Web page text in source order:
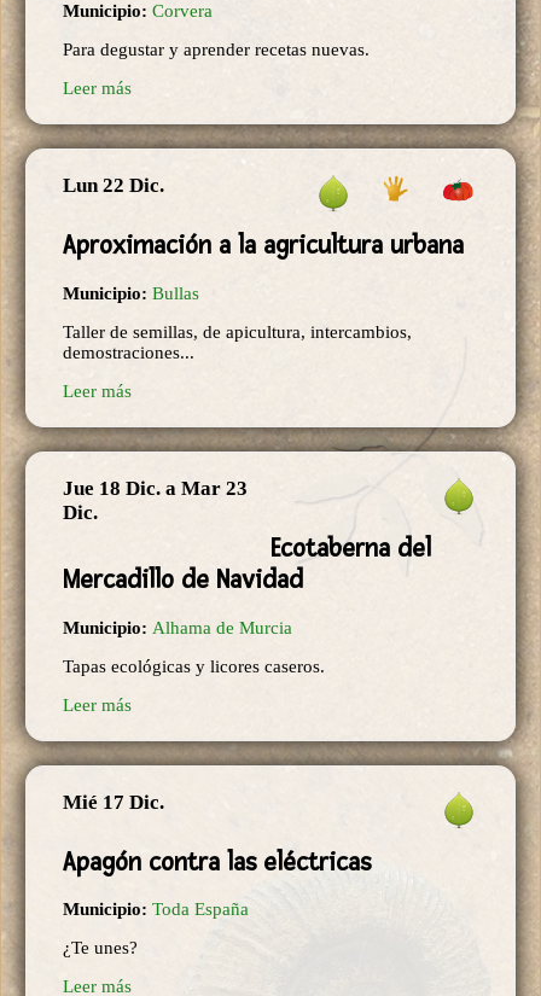
Municipio: Corvera
Para degustar y aprender recetas nuevas.
Leer más
Lun 22 Dic.
Aproximación a la agricultura urbana
Municipio: Bullas
Taller de semillas, de apicultura, intercambios,
demostraciones...
Leer más
Jue 18 Dic. a Mar 23
Dic.
Ecotaberna del
Mercadillo de Navidad
Municipio: Alhama de Murcia
Tapas ecológicas y licores caseros.
Leer más
Mié 17 Dic.
Apagón contra las eléctricas
Municipio: Toda España
¿Te unes?
Leer más